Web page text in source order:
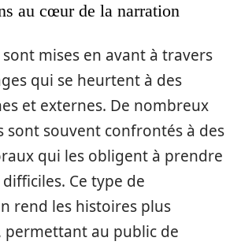
au cœur de la narration
mises en avant à travers
qui se heurtent à des
et externes. De nombreux
sont souvent confrontés à des
qui les obligent à prendre
Ce type de
rend les histoires plus
permettant au public de